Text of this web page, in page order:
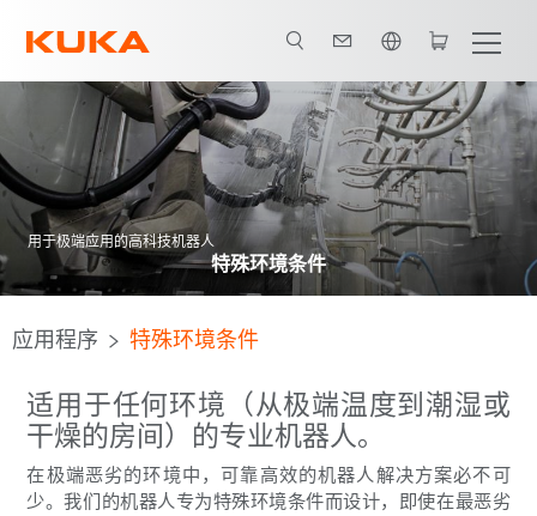
客户案例
用于极端应用的高科技机器人
特殊环境条件
应用程序 特殊环境条件
适用于任何环境（从极端温度到潮湿或
干燥的房间）的专业机器人。
在极端恶劣的环境中，可靠高效的机器人解决方案必不可
少。我们的机器人专为特殊环境条件而设计，即使在最恶劣